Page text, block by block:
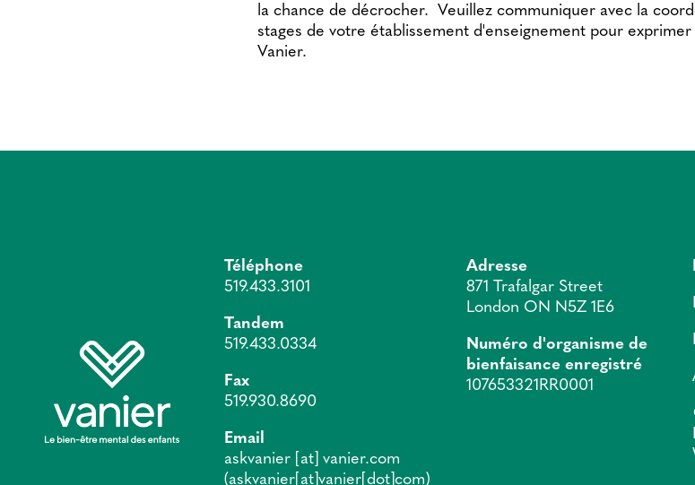
la chance de décrocher. Veuillez communiquer avec la
stages de votre établissement d'enseignement pour
Vanier.
Téléphone
519.433.3101
Tandem
519.433.0334
Fax
519.930.8690
Email
askvanier [at] vanier.com
(askvanier[at]vanier[dot]com)
Adresse
871 Trafalgar Street
London ON N5Z 1E6
Numéro d'organisme de
bienfaisance enregistré
107653321RR0001